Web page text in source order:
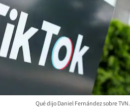
Qué dijo Daniel Fernández sobre TVN.